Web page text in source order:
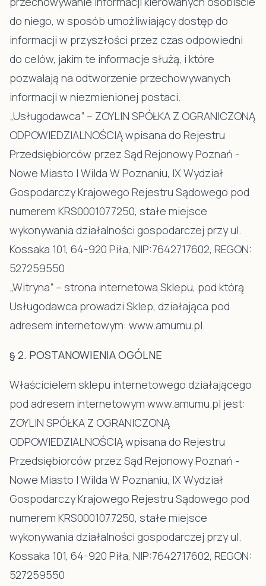
do niego, w sposób umożliwiający dostęp do
informacji w przyszłości przez czas odpowiedni
do celów, jakim te informacje służą, i które
pozwalają na odtworzenie przechowywanych
informacji w niezmienionej postaci.
„Usługodawca” – ZOYLIN SPÓŁKA Z OGRANICZONĄ
ODPOWIEDZIALNOŚCIĄ wpisana do Rejestru
Przedsiębiorców przez Sąd Rejonowy Poznań -
Nowe Miasto I Wilda W Poznaniu, IX Wydział
Gospodarczy Krajowego Rejestru Sądowego pod
numerem KRS0001077250, stałe miejsce
wykonywania działalności gospodarczej przy ul.
Kossaka 101, 64-920 Piła, NIP:7642717602, REGON:
527259550
„Witryna” – strona internetowa Sklepu, pod którą
Usługodawca prowadzi Sklep, działająca pod
adresem internetowym: www.amumu.pl.
§ 2. POSTANOWIENIA OGÓLNE
Właścicielem sklepu internetowego działającego
pod adresem internetowym www.amumu.pl jest:
ZOYLIN SPÓŁKA Z OGRANICZONĄ
ODPOWIEDZIALNOŚCIĄ wpisana do Rejestru
Przedsiębiorców przez Sąd Rejonowy Poznań -
Nowe Miasto I Wilda W Poznaniu, IX Wydział
Gospodarczy Krajowego Rejestru Sądowego pod
numerem KRS0001077250, stałe miejsce
wykonywania działalności gospodarczej przy ul.
Kossaka 101, 64-920 Piła, NIP:7642717602, REGON:
527259550